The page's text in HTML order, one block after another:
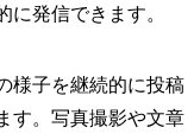
に発信できます。
様子を継続的に投稿
す。写真撮影や文章